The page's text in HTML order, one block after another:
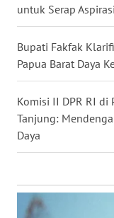
untuk Serap
Bupati Fakfak
Papua Barat Daya
Komisi II DPR RI di
Tanjung:
Daya
WN
WN
KALBAR
KALTENG